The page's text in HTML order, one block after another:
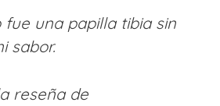
fue una papilla tibia sin
sabor.
reseña de